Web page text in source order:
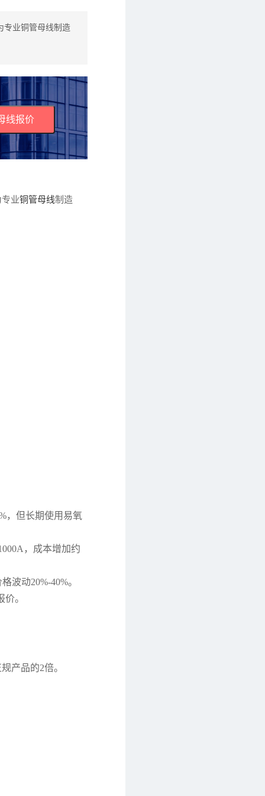
专业铜管母线制造
线报价
专业铜管母线制造
，但长期使用易氧
，成本增加约
波动20%-40%。
。
产品的2倍。